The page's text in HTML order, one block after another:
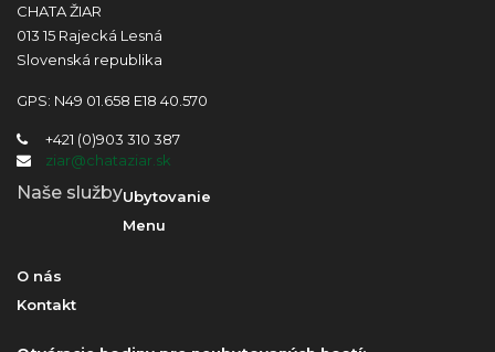
CHATA ŽIAR
013 15 Rajecká Lesná
Slovenská republika
GPS: N49 01.658 E18 40.570
+421 (0)903 310 387
ziar@chataziar.sk
Naše službyUbytovanie
Menu
O nás
Kontakt